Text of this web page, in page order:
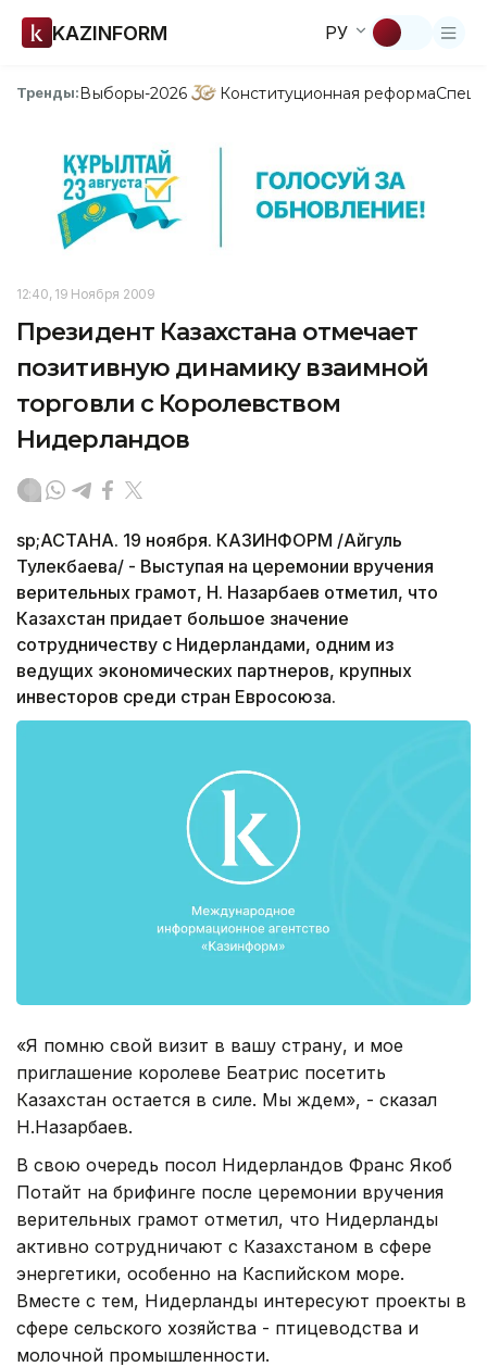
KAZINFORM РУ
Тренды:Выборы-2026 Конституционная реформа
12:40, 19 Ноября 2009
Президент Казахстана отмечает
позитивную динамику взаимной
торговли с Королевством
Нидерландов
sp;АСТАНА. 19 ноября. КАЗИНФОРМ /Айгуль
Тулекбаева/ - Выступая на церемонии вручения
верительных грамот, Н. Назарбаев отметил, что
Казахстан придает большое значение
сотрудничеству с Нидерландами, одним из
ведущих экономических партнеров, крупных
инвесторов среди стран Евросоюза.
«Я помню свой визит в вашу страну, и мое
приглашение королеве Беатрис посетить
Казахстан остается в силе. Мы ждем», - сказал
Н.Назарбаев.
В свою очередь посол Нидерландов Франс Якоб
Потайт на брифинге после церемонии вручения
верительных грамот отметил, что Нидерланды
активно сотрудничают с Казахстаном в сфере
энергетики, особенно на Каспийском море.
Вместе с тем, Нидерланды интересуют проекты в
сфере сельского хозяйства - птицеводства и
молочной промышленности.